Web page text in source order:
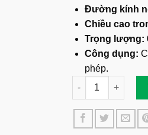
Đường kính
Chiều cao
Trọng lượng:
Công dụng:
phép.
Khóa Tay Quay